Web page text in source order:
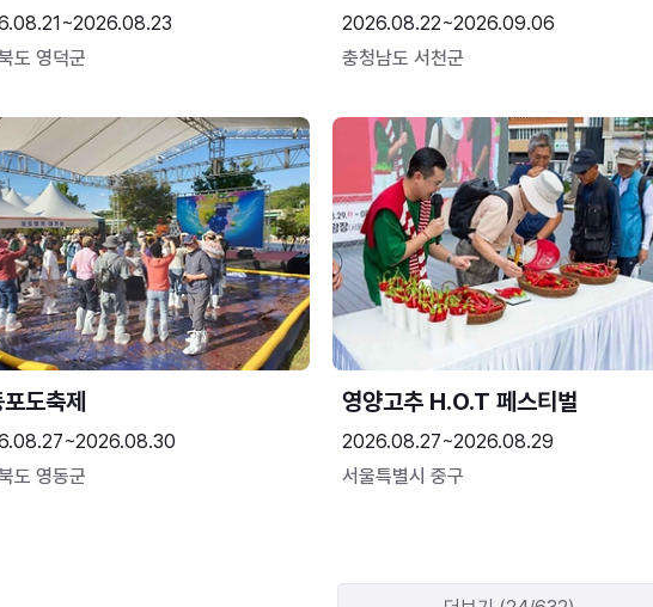
도 영덕군
2026.08.22~2026.09.06
충청남도 서천군
도축제
도 영동군
영양고추 H.O.T 페스티벌
2026.08.27~2026.08.29
서울특별시 중구